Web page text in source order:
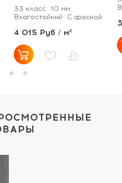
33 класс
10 мм
Влагостойкий
С фаской
4 015 Руб / м²